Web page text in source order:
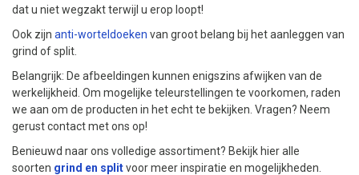
dat u niet wegzakt terwijl u erop loopt!
Ook zijn anti-worteldoeken van groot belang bij het aanleggen van
grind of split.
Belangrijk: De afbeeldingen kunnen enigszins afwijken van de
werkelijkheid. Om mogelijke teleurstellingen te voorkomen, raden
we aan om de producten in het echt te bekijken. Vragen? Neem
gerust contact met ons op!
Benieuwd naar ons volledige assortiment? Bekijk hier alle
soorten grind en splitvoor meer inspiratie en mogelijkheden.